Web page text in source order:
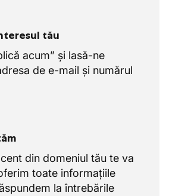
tău
acum” și lasă-ne
de e-mail și numărul
din domeniul tău te va
toate informațiile
la întrebările